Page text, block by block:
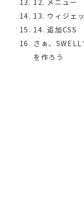
12. メニュー
13. ウィジェ
14. 追加CSS
さぁ、
を作ろう